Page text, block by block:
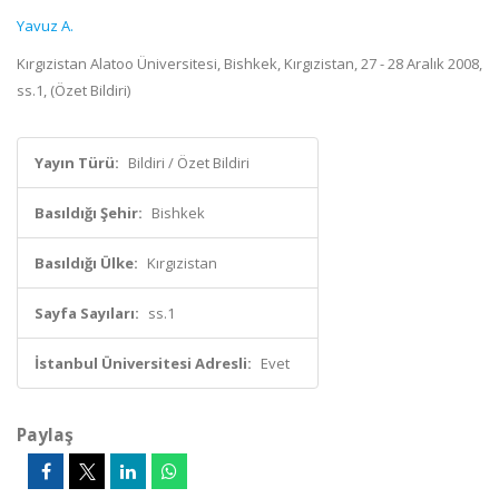
Yavuz A.
Kırgızistan Alatoo Üniversitesi, Bishkek, Kırgızistan, 27 - 28 Aralık 2008,
ss.1, (Özet Bildiri)
Yayın Türü: Bildiri / Özet Bildiri
Basıldığı Şehir: Bishkek
Basıldığı Ülke: Kırgızistan
Sayfa Sayıları: ss.1
İstanbul Üniversitesi Adresli: Evet
Paylaş